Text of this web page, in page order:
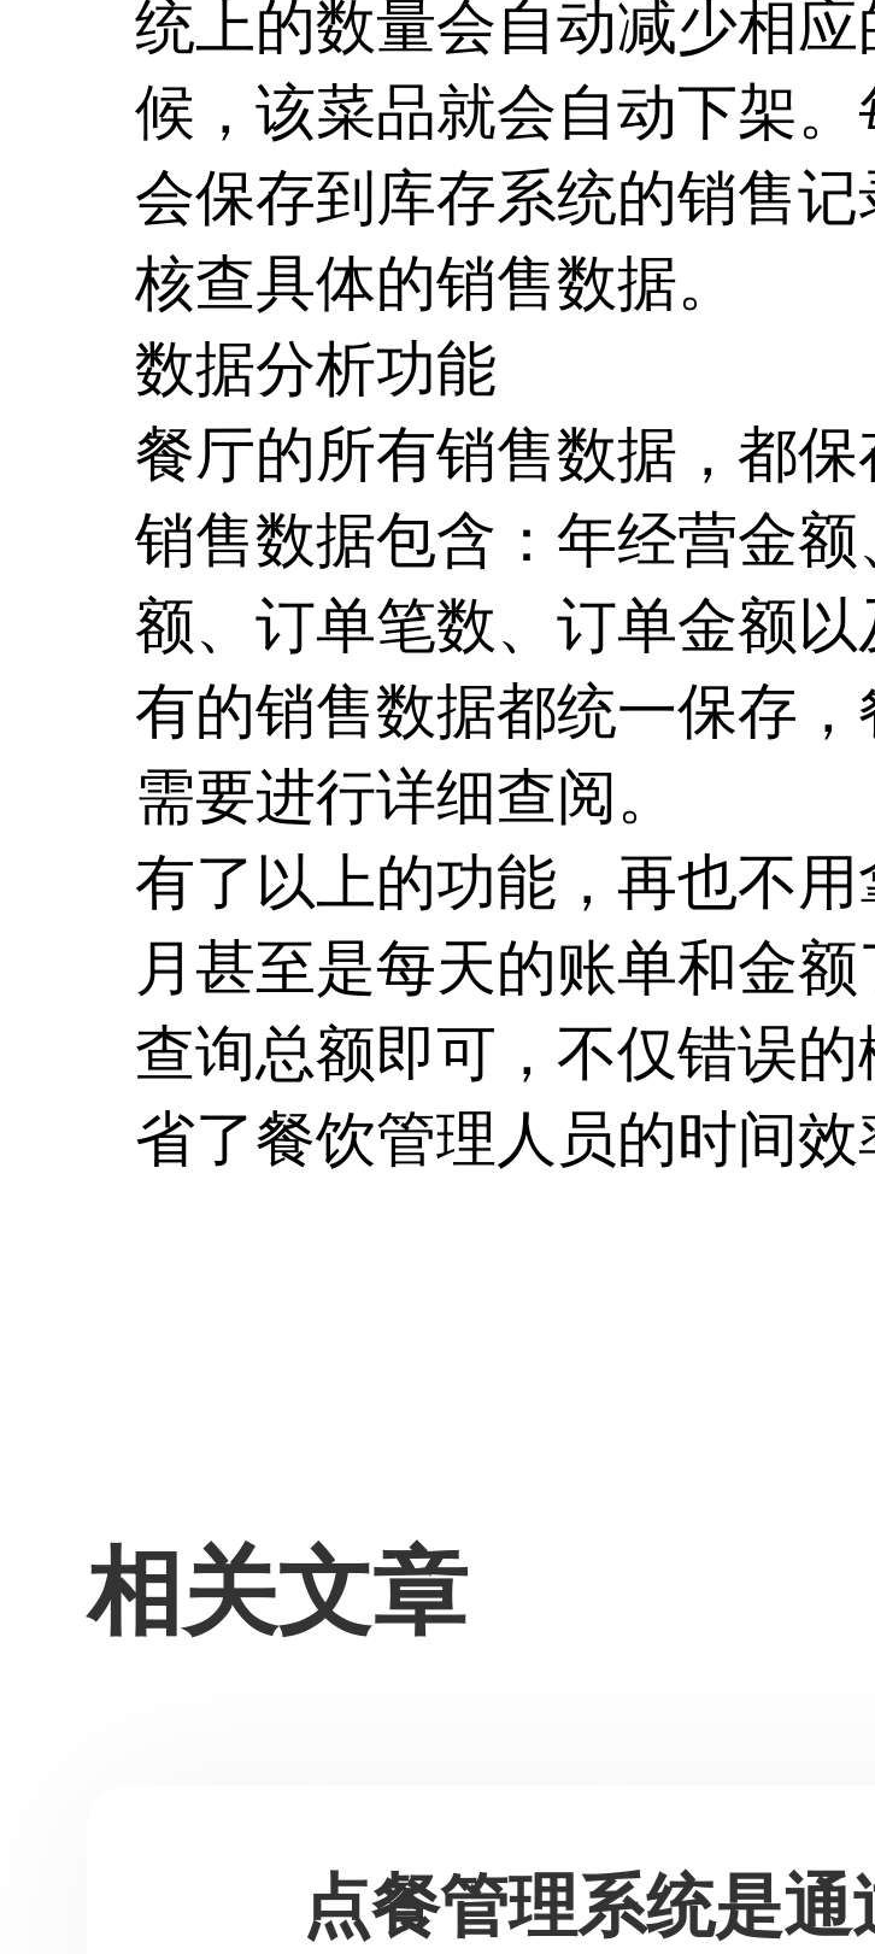
统上的数量会自动减少相
候，该菜品就会自动下架
会保存到库存系统的销售
核查具体的销售数据。
数据分析功能
餐厅的所有销售数据，都保
销售数据包含：年经营金
额、订单笔数、订单金额
有的销售数据都统一保存
需要进行详细查阅。
有了以上的功能，再也不
月甚至是每天的账单和金
查询总额即可，不仅错误
省了餐饮管理人员的时间效
相关文章
点餐管理系统是